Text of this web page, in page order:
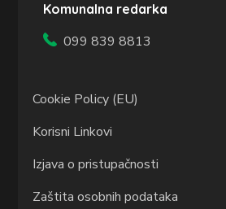
Komunalna redarka
099 839 8813
Cookie Policy (EU)
Korisni Linkovi
Izjava o pristupačnosti
Zaštita osobnih podataka